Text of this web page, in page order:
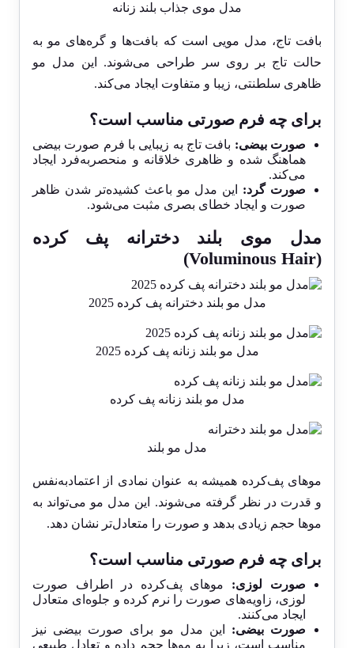
مدل موی جذاب بلند زنانه
بافت تاج، مدل مویی است که بافت‌ها و گره‌های مو به
حالت تاج بر روی سر طراحی می‌شوند. این مدل مو
ظاهری سلطنتی، زیبا و متفاوت ایجاد می‌کند.
برای چه فرم صورتی مناسب است؟
صورت بیضی: بافت تاج به زیبایی با فرم صورت بیضی
هماهنگ شده و ظاهری خلاقانه و منحصربه‌فرد ایجاد
می‌کند.
صورت گرد: این مدل مو باعث کشیده‌تر شدن ظاهر
صورت و ایجاد خطای بصری مثبت می‌شود.
مدل موی بلند دخترانه پف کرده
(Voluminous Hair)
مدل مو بلند دخترانه پف کرده 2025
مدل مو بلند زنانه پف کرده 2025
مدل مو بلند زنانه پف کرده
مدل مو بلند
موهای پف‌کرده همیشه به عنوان نمادی از اعتمادبه‌نفس
و قدرت در نظر گرفته می‌شوند. این مدل مو می‌تواند به
موها حجم زیادی بدهد و صورت را متعادل‌تر نشان دهد.
برای چه فرم صورتی مناسب است؟
صورت لوزی: موهای پف‌کرده در اطراف صورت
لوزی، زاویه‌های صورت را نرم کرده و جلوه‌ای متعادل
ایجاد می‌کنند.
صورت بیضی: این مدل مو برای صورت بیضی نیز
مناسب است، زیرا به موها حجم داده و تعادل طبیعی